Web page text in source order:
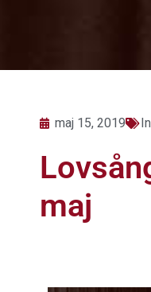
maj 15, 2019
maj